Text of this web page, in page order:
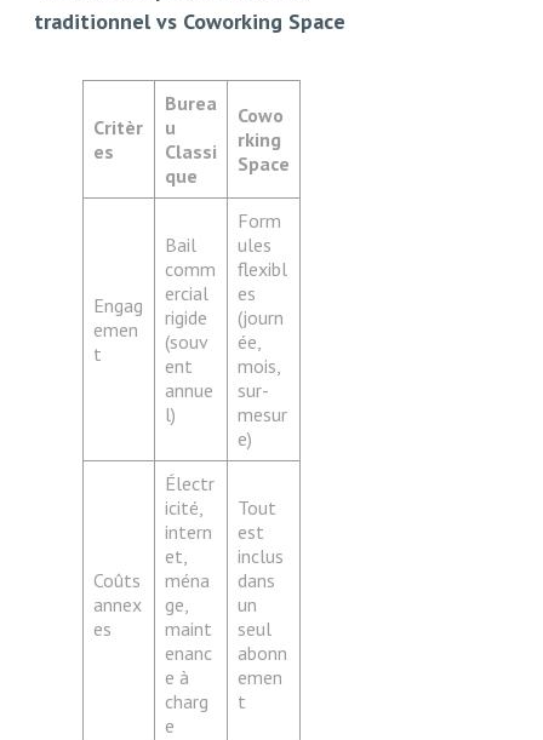
traditionnel vs Coworking Space
Critèr
es
Burea
u
Classi
que
Cowo
rking
Space
Engag
emen
t
Bail
comm
ercial
rigide
(souv
ent
annue
l)
Form
ules
flexibl
es
(journ
ée,
mois,
sur-
mesur
e)
Coûts
annex
es
Électr
icité,
intern
et,
ména
ge,
maint
enanc
e à
charg
e
Tout
est
inclus
dans
un
seul
abonn
emen
t